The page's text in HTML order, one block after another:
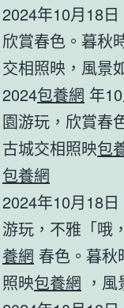
2024年10月18
欣賞春色。暮秋
交相照映，風景
2024包養網 年
園游玩，欣賞春
古城交相照映包
包養網
2024年10月18
游玩，不雅「哦
養網 春色。暮秋
照映包養網 ，